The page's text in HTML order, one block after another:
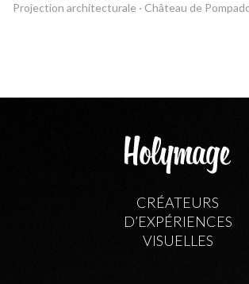
Projection architecturale · Château de
CRÉATEURS
D’EXPÉRIENCES
VISUELLES